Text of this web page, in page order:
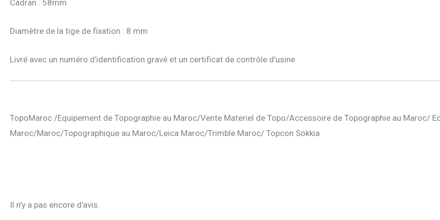
Cadran : 58mm
Diamètre de la tige de fixation : 8 mm
Livré avec un numéro d’identification gravé et un certificat de contrôle d’usine
TopoMaroc /Equipement de Topographie au Maroc/Vente Materiel de Topo/Accessoire de Topographie au Maroc/
Maroc/Maroc/Topographique au Maroc/Leica Maroc/Trimble Maroc/ Topcon Sokkia
Il n’y a pas encore d’avis.